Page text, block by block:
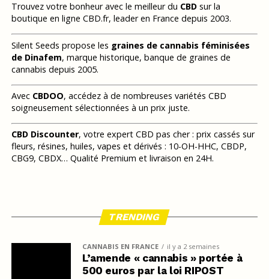
Trouvez votre bonheur avec le meilleur du CBDsur la
boutique en ligne CBD.fr, leader en France depuis 2003.
Silent Seeds propose les graines de cannabis féminisées
de Dinafem, marque historique, banque de graines de
cannabis depuis 2005.
Avec CBDOO, accédez à de nombreuses variétés CBD
soigneusement sélectionnées à un prix juste.
CBD Discounter, votre expert CBD pas cher : prix cassés sur
fleurs, résines, huiles, vapes et dérivés : 10-OH-HHC, CBDP,
CBG9, CBDX… Qualité Premium et livraison en 24H.
TRENDING
CANNABIS EN FRANCE il y a 2 semaines
L’amende « cannabis » portée à
500 euros par la loi RIPOST